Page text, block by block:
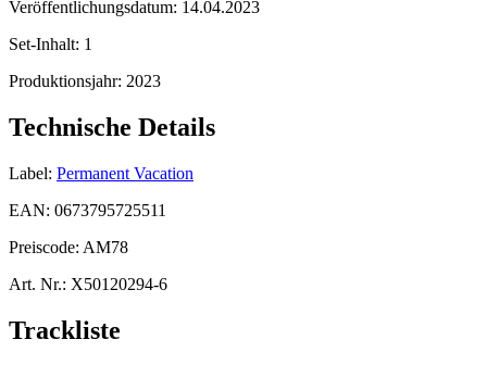
Veröffentlichungsdatum: 14.04.2023
Set-Inhalt: 1
Produktionsjahr: 2023
Technische Details
Label: Permanent Vacation
EAN: 0673795725511
Preiscode: AM78
Art. Nr.: X50120294-6
Trackliste